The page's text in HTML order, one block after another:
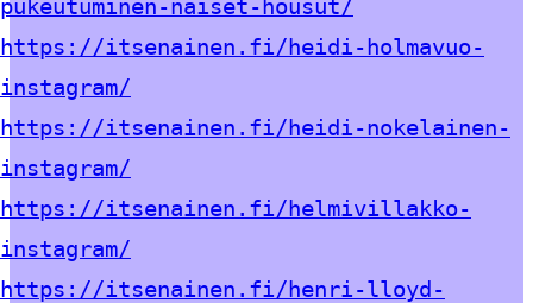
pukeutuminen-naiset-housut/
https://itsenainen.fi/heidi-holmavuo-
instagram/
https://itsenainen.fi/heidi-nokelainen-
instagram/
https://itsenainen.fi/helmivillakko-
instagram/
https://itsenainen.fi/henri-lloyd-